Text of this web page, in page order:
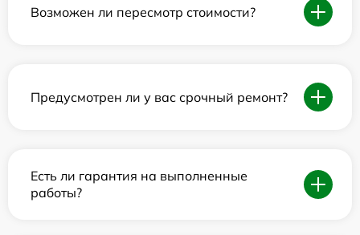
Возможен ли пересмотр стоимости?
Предусмотрен ли у вас срочный ремонт?
Есть ли гарантия на выполненные
работы?